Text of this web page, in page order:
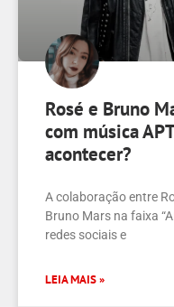
Rosé e Bruno
com música
acontecer?
A colaboração entre
Bruno Mars na faixa
redes sociais e
LEIA MAIS »